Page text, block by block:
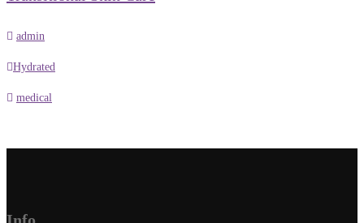
admin
Hydrated
medical